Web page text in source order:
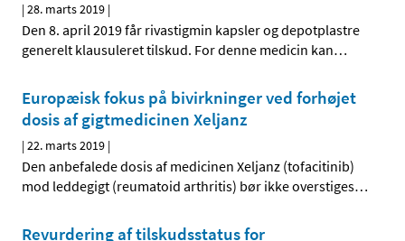
|28. marts 2019 |
Den 8. april 2019 får rivastigmin kapsler og depotplastre
generelt klausuleret tilskud. For denne medicin kan…
Europæisk fokus på bivirkninger ved forhøjet
dosis af gigtmedicinen Xeljanz
|22. marts 2019 |
Den anbefalede dosis af medicinen Xeljanz (tofacitinib)
mod leddegigt (reumatoid arthritis) bør ikke overstiges…
Revurdering af tilskudsstatus for